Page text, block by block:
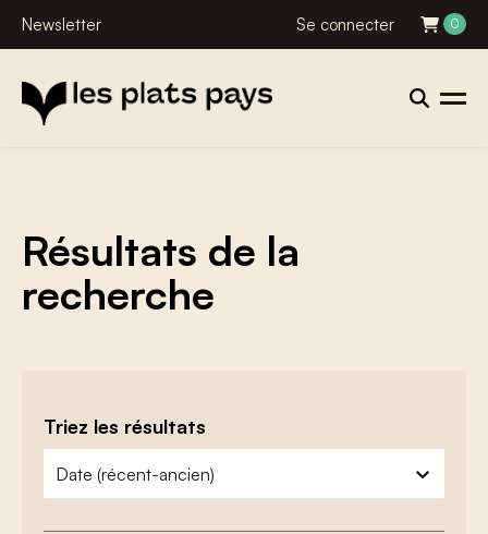
Newsletter Se connecter 0
Résultats de la
recherche
Triez les résultats
zoeken - sorteer
trier le contenu